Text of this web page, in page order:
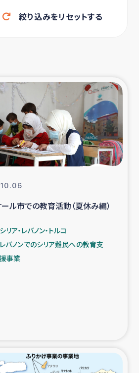
民の生活再建支援
被災者支援
事業
震 緊急支援
急支援
ーブ植林活動
シック
絞り込みをリセットする
ル市での教育活動（夏休み編）
シリア・レバノン・トルコ
レバノンでのシリア難民への教育支
援事業